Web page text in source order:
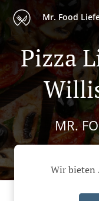
Mr. Food
Pizza
MR.
Wir bieten